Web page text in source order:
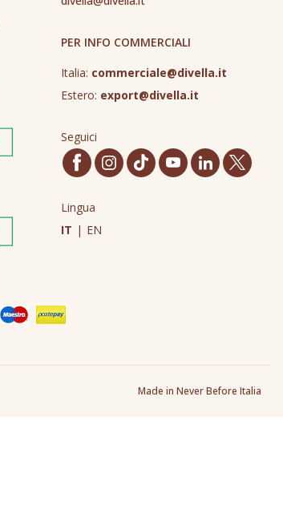
PER INFO COMMERCIALI
Italia: commerciale@divella.it
Estero: export@divella.it
Seguici
Lingua
IT | EN
Made in Never Before Italia